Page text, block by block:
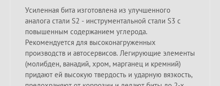
Усиленная бита изготовлена из улучшенного
аналога стали S2 - инструментальной стали S3 с
повышенным содержанием углерода.
Рекомендуется для высоконагруженных
производств и автосервисов. Легирующие элементы
(молибден, ванадий, хром, марганец и кремний)
придают ей высокую твердость и ударную вязкость,